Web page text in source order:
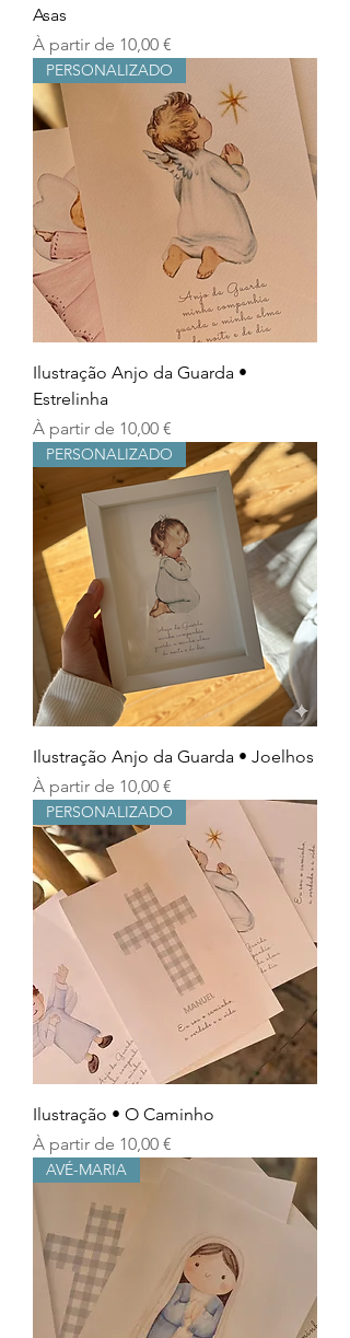
Asas
À partir de 10,00 €
Prix promotionnel
PERSONALIZADO
Ilustração Anjo da Guarda •
Estrelinha
À partir de 10,00 €
Prix promotionnel
PERSONALIZADO
Ilustração Anjo da Guarda • Joelhos
À partir de 10,00 €
Prix promotionnel
PERSONALIZADO
Ilustração • O Caminho
À partir de 10,00 €
Prix promotionnel
AVÉ-MARIA